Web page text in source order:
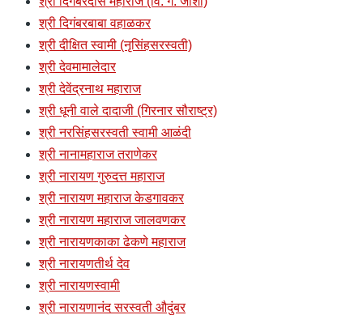
श्री दिगंबरबाबा वहाळकर
श्री दीक्षित स्वामी (नृसिंहसरस्वती)
श्री देवमामालेदार
श्री देवेंद्रनाथ महाराज
श्री धूनी वाले दादाजी (गिरनार सौराष्ट्र)
श्री नरसिंहसरस्वती स्वामी आळंदी
श्री नानामहाराज तराणेकर
श्री नारायण गुरुदत्त महाराज
श्री नारायण महाराज केडगावकर
श्री नारायण महाराज जालवणकर
श्री नारायणकाका ढेकणे महाराज
श्री नारायणतीर्थ देव
श्री नारायणस्वामी
श्री नारायणानंद सरस्वती औदुंबर